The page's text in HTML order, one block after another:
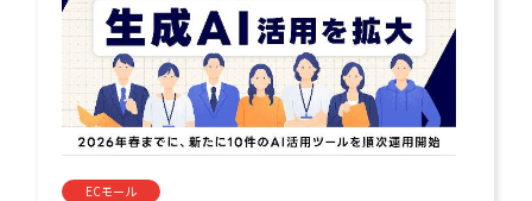
ECモール